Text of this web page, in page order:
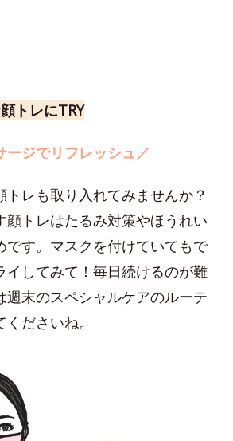
トレにTRY
ージでリフレッシュ／
レも取り入れてみませんか？
顔トレはたるみ対策やほうれい
です。マスクを付けていてもで
イしてみて！毎日続けるのが難
週末のスペシャルケアのルーテ
ださいね。